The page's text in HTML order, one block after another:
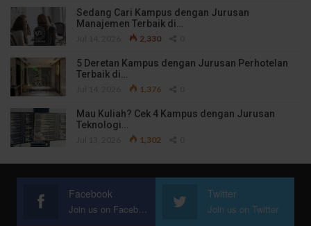
Sedang Cari Kampus dengan Jurusan
Manajemen Terbaik di…
2,330
5 Deretan Kampus dengan Jurusan Perhotelan
Terbaik di…
1,376
Mau Kuliah? Cek 4 Kampus dengan Jurusan
Teknologi…
1,302
Facebook
Join us on Facebook
Twitter
Join us on Twitter